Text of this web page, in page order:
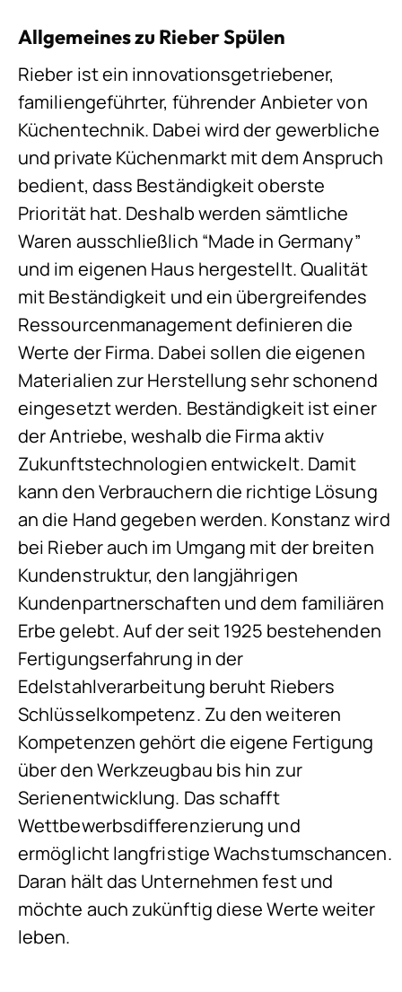
Allgemeines zu Rieber Spülen
Rieber ist ein innovationsgetriebener,
familiengeführter, führender Anbieter von
Küchentechnik. Dabei wird der gewerbliche
und private Küchenmarkt mit dem Anspruch
bedient, dass Beständigkeit oberste
Priorität hat. Deshalb werden sämtliche
Waren ausschließlich “Made in Germany”
und im eigenen Haus hergestellt. Qualität
mit Beständigkeit und ein übergreifendes
Ressourcenmanagement definieren die
Werte der Firma. Dabei sollen die eigenen
Materialien zur Herstellung sehr schonend
eingesetzt werden. Beständigkeit ist einer
der Antriebe, weshalb die Firma aktiv
Zukunftstechnologien entwickelt. Damit
kann den Verbrauchern die richtige Lösung
an die Hand gegeben werden. Konstanz wird
bei Rieber auch im Umgang mit der breiten
Kundenstruktur, den langjährigen
Kundenpartnerschaften und dem familiären
Erbe gelebt. Auf der seit 1925 bestehenden
Fertigungserfahrung in der
Edelstahlverarbeitung beruht Riebers
Schlüsselkompetenz. Zu den weiteren
Kompetenzen gehört die eigene Fertigung
über den Werkzeugbau bis hin zur
Serienentwicklung. Das schafft
Wettbewerbsdifferenzierung und
ermöglicht langfristige Wachstumschancen.
Daran hält das Unternehmen fest und
möchte auch zukünftig diese Werte weiter
leben.